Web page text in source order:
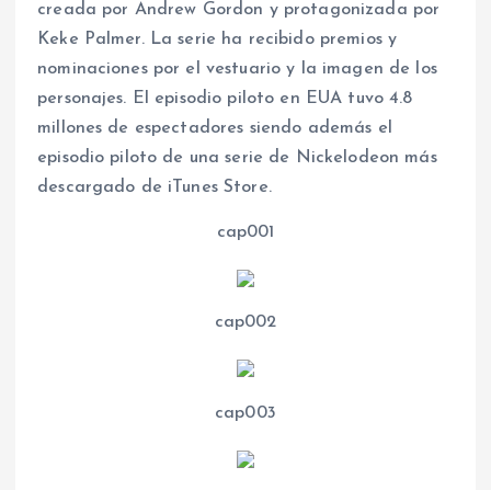
creada por Andrew Gordon y protagonizada por
Keke Palmer. La serie ha recibido premios y
nominaciones por el vestuario y la imagen de los
personajes. El episodio piloto en EUA tuvo 4.8
millones de espectadores siendo además el
episodio piloto de una serie de Nickelodeon más
descargado de iTunes Store.
cap001
cap002
cap003